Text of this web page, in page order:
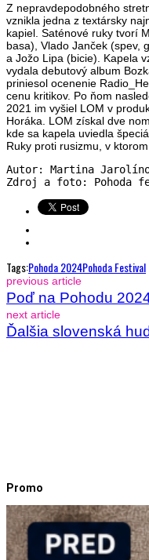
Z nepravdepodobného
vznikla jedna z textársky
kapiel. Saténové ruky tvorí
basa), Vlado Janček (spev,
a Jožo Lipa (bicie). Kapela
vydala debutový album
priniesol ocenenie
cenu kritikov. Po ňom
2021 im vyšiel LOM v
Horáka. LOM získal dve
kde sa kapela uviedla
Ruky proti rusizmu, v
Autor: Martina
Zdroj a foto: Pohoda
Tags:Pohoda 2024Pohoda Festival
previous article
Poď na Pohodu
next article
Ďalšia slovenská
Promo